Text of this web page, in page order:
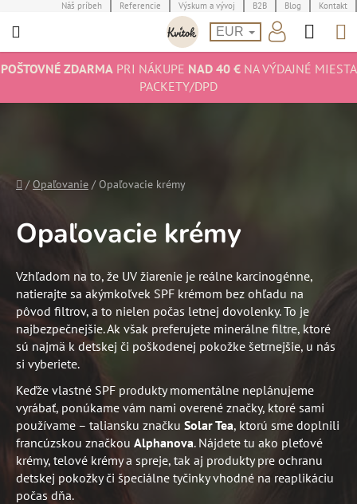
na
Náš príbeh Referencie Výskum a vývoj B2B Blog Kontakt
EUR
POŠTOVNÉ ZDARMAPRI NÁKUPE NAD 40 €NA VÝDAJNÉ MIESTA
PACKETY/DPD
Domov
/ Opaľovanie / Opaľovacie krémy
Opaľovacie krémy
Vzhľadom na to, že UV žiarenie je reálne karcinogénne,
natierajte sa akýmkoľvek SPF krémom bez ohľadu na
pôvod filtrov, a to nielen počas letnej dovolenky. To je
najbezpečnejšie. Ak však preferujete minerálne filtre, ktoré
sú najmä k detskej či poškodenej pokožke šetrnejšie, u nás
si vyberiete.
Keďže vlastné SPF produkty momentálne neplánujeme
vyrábať, ponúkame vám nami overené značky, ktoré sami
používame – taliansku značku Solar Tea, ktorú sme doplnili
francúzskou značkou Alphanova. Nájdete tu ako pleťové
krémy, telové krémy a spreje, tak aj produkty pre ochranu
detskej pokožky či špeciálne tyčinky vhodné na reaplikáciu
počas dňa.